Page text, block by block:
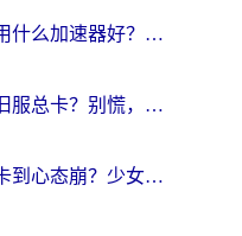
国外玩国服英雄联盟用什么加速器好？海外党亲测有效的国服游戏加速指南
在非洲玩魔兽世界怀旧服总卡？别慌，这份指南帮你丝滑开荒
海外党必看：玩国服卡到心态崩？少女前线云图计划加速器免费推荐+碧蓝航线足球世界流畅攻略